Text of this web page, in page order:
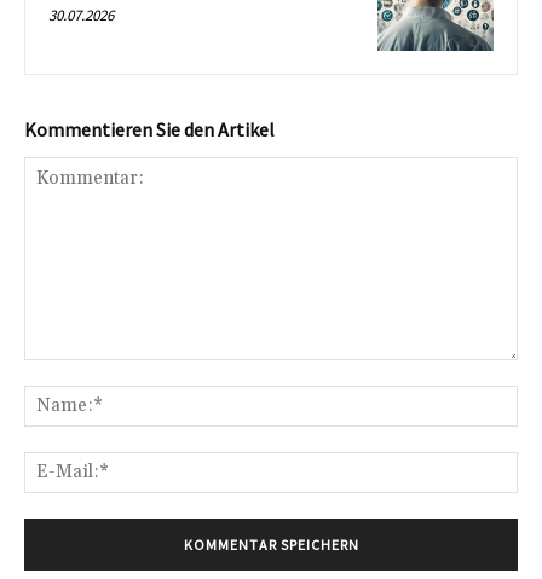
30.07.2026
Kommentieren Sie den Artikel